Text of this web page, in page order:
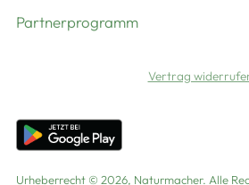
Partnerprogramm
Vertrag
Urheberrecht © 2026, Naturmacher. Alle